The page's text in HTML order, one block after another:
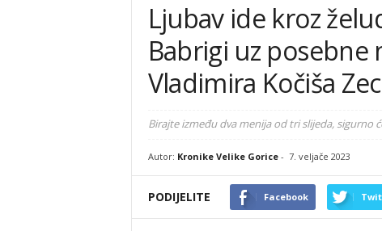
Ljubav ide kroz
Babrigi uz posebne
Vladimira Kočiša
Birajte između dva menija od tri slijeda, sigurno
Autor: Kronike Velike Gorice- 7. veljače 2023
PODIJELITE Facebook